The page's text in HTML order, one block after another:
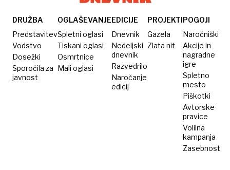
DRUŽBA
Predstavitev
Vodstvo
Dosežki
Sporočila za
javnost
OGLAŠEVANJE
Spletni oglasi
Tiskani oglasi
Osmrtnice
Mali oglasi
EDICIJE
Dnevnik
Nedeljski
dnevnik
Razvedrilo
Naročanje
edicij
PROJEKTI
Gazela
Zlata nit
POGOJI
Naročniški
Akcije in
nagradne
igre
Spletno
mesto
Piškotki
Avtorske
pravice
Volilna
kampanja
Zasebnost